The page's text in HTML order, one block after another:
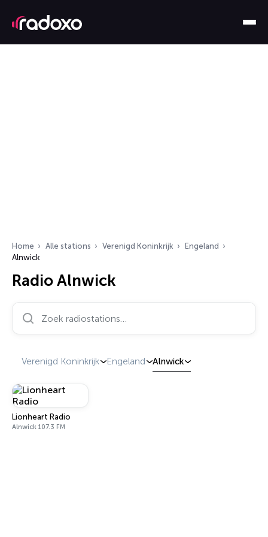
Home Alle stations Verenigd Koninkrijk
Engeland
Alnwick
Radio Alnwick
Verenigd Koninkrijk Engeland Alnwick
Lionheart Radio
Alnwick 107.3 FM